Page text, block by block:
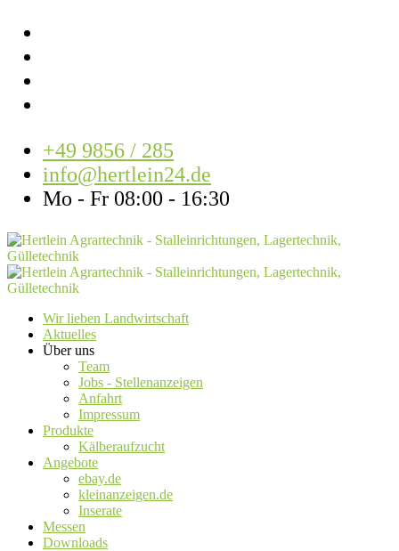
+49 9856 / 285
info@hertlein24.de
Mo - Fr 08:00 - 16:30
Wir lieben Landwirtschaft
Aktuelles
Über uns
Team
Jobs - Stellenanzeigen
Anfahrt
Impressum
Produkte
Kälberaufzucht
Angebote
ebay.de
kleinanzeigen.de
Inserate
Messen
Downloads